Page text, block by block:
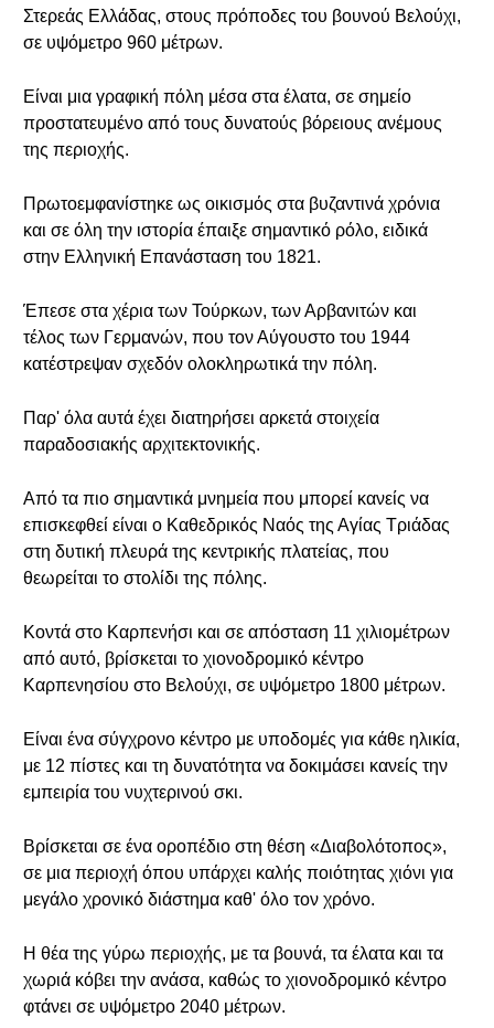
Στερεάς Ελλάδας, στους πρόποδες του βουνού Βελούχι,
σε υψόμετρο 960 μέτρων.
Είναι μια γραφική πόλη μέσα στα έλατα, σε σημείο
προστατευμένο από τους δυνατούς βόρειους ανέμους
της περιοχής.
Πρωτοεμφανίστηκε ως οικισμός στα βυζαντινά χρόνια
και σε όλη την ιστορία έπαιξε σημαντικό ρόλο, ειδικά
στην Ελληνική Επανάσταση του 1821.
Έπεσε στα χέρια των Τούρκων, των Αρβανιτών και
τέλος των Γερμανών, που τον Αύγουστο του 1944
κατέστρεψαν σχεδόν ολοκληρωτικά την πόλη.
Παρ' όλα αυτά έχει διατηρήσει αρκετά στοιχεία
παραδοσιακής αρχιτεκτονικής.
Από τα πιο σημαντικά μνημεία που μπορεί κανείς να
επισκεφθεί είναι ο Καθεδρικός Ναός της Αγίας Τριάδας
στη δυτική πλευρά της κεντρικής πλατείας, που
θεωρείται το στολίδι της πόλης.
Κοντά στο Καρπενήσι και σε απόσταση 11 χιλιομέτρων
από αυτό, βρίσκεται το χιονοδρομικό κέντρο
Καρπενησίου στο Βελούχι, σε υψόμετρο 1800 μέτρων.
Είναι ένα σύγχρονο κέντρο με υποδομές για κάθε ηλικία,
με 12 πίστες και τη δυνατότητα να δοκιμάσει κανείς την
εμπειρία του νυχτερινού σκι.
Βρίσκεται σε ένα οροπέδιο στη θέση «Διαβολότοπος»,
σε μια περιοχή όπου υπάρχει καλής ποιότητας χιόνι για
μεγάλο χρονικό διάστημα καθ' όλο τον χρόνο.
Η θέα της γύρω περιοχής, με τα βουνά, τα έλατα και τα
χωριά κόβει την ανάσα, καθώς το χιονοδρομικό κέντρο
φτάνει σε υψόμετρο 2040 μέτρων.